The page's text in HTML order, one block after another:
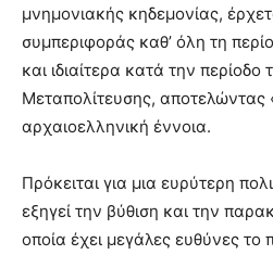
μνημονιακής κηδεμονίας,
συμπεριφοράς καθ’ όλη τη
και ιδιαίτερα κατά την περίοδο
Μεταπολίτευσης, αποτελώντας
αρχαιοελληνική έννοια.
Πρόκειται για μια ευρύτερη
εξηγεί την βύθιση και την
οποία έχει μεγάλες ευθύνες το